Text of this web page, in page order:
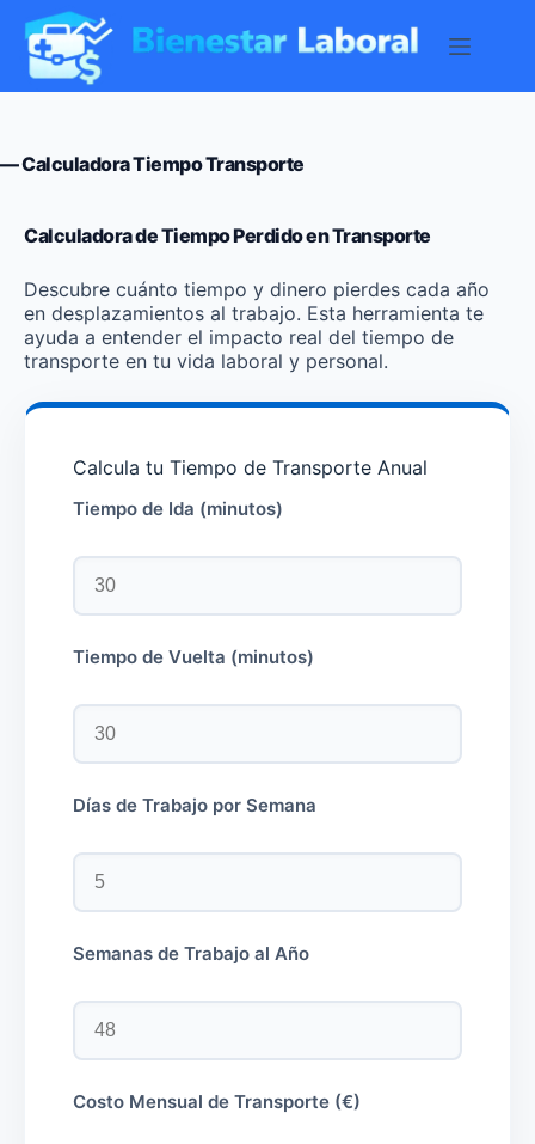
Saltar
contenido
— Calculadora Tiempo Transporte
Calculadora de Tiempo Perdido en Transporte
Descubre cuánto tiempo y dinero pierdes cada año
en desplazamientos al trabajo. Esta herramienta te
ayuda a entender el impacto real del tiempo de
transporte en tu vida laboral y personal.
Calcula tu Tiempo de Transporte Anual
Tiempo de Ida (minutos)
Tiempo de Vuelta (minutos)
Días de Trabajo por Semana
Semanas de Trabajo al Año
Costo Mensual de Transporte (€)